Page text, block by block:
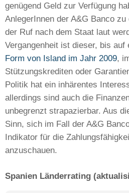
genügend Geld zur Verfügung
AnlegerInnen der A&G Banco
der Ruf nach dem Staat laut
Vergangenheit ist dieser, bis auf
Form von Island im Jahr 2009,
Stützungskrediten oder
Politik hat ein inhärentes
allerdings sind auch die
unbegrenzt strapazierbar. Aus
Sinn, sich im Fall der A&G
Indikator für die
anzuschauen.
Spanien Länderrating